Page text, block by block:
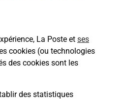
La Poste et ses
cookies (ou technologies
des cookies sont les
des statistiques